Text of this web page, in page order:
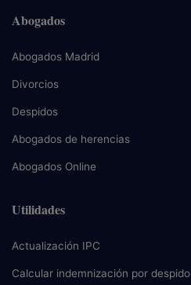
Abogados
Abogados Madrid
Divorcios
Despidos
Abogados de herencias
Abogados Online
Utilidades
Actualización IPC
Calcular indemnización por despido